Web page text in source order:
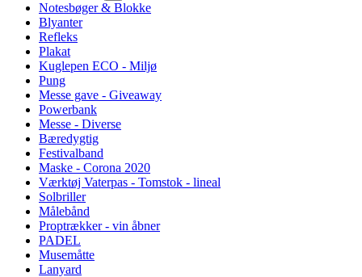
Notesbøger & Blokke
Blyanter
Refleks
Plakat
Kuglepen ECO - Miljø
Pung
Messe gave - Giveaway
Powerbank
Messe - Diverse
Bæredygtig
Festivalband
Maske - Corona 2020
Værktøj Vaterpas - Tomstok - lineal
Solbriller
Målebånd
Proptrækker - vin åbner
PADEL
Musemåtte
Lanyard